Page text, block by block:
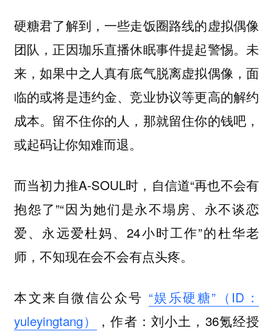
硬糖君了解到，一些走饭圈路线的虚拟偶像
团队，正因珈乐直播休眠事件提起警惕。未
来，如果中之人真有底气脱离虚拟偶像，面
临的或将是违约金、竞业协议等更高的解约
成本。留不住你的人，那就留住你的钱吧，
或起码让你知难而退。
而当初力推A-SOUL时，自信道“再也不会有
抱怨了”“因为她们是永不塌房、永不谈恋
爱、永远爱杜妈、24小时工作”的杜华老
师，不知现在会不会有点头疼。
本文来自微信公众号 “娱乐硬糖”（ID：
yuleyingtang）
，作者：刘小土，36氪经授